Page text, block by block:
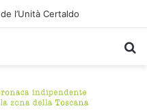
l’Unità Certaldo